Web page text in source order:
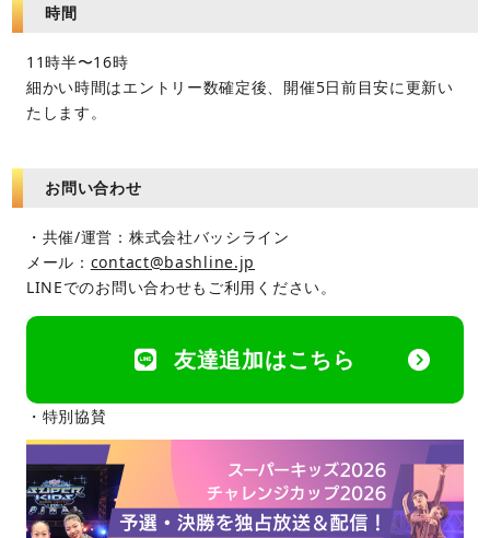
時間
11時半〜16時
細かい時間はエントリー数確定後、開催5日前目安に更新い
たします。
お問い合わせ
・共催/運営：株式会社バッシライン
メール： contact@bashline.jp
LINEでのお問い合わせもご利用ください。
友達追加はこちら
・特別協賛